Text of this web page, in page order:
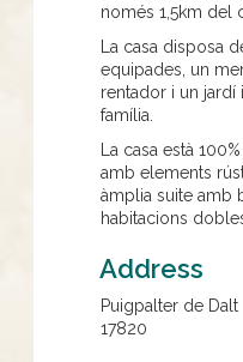
només 1,5km del
La casa disposa
equipades, un
rentador i un jardí
família.
La casa està
amb elements
àmplia suite amb
habitacions
Address
Puigpalter de Dalt
17820